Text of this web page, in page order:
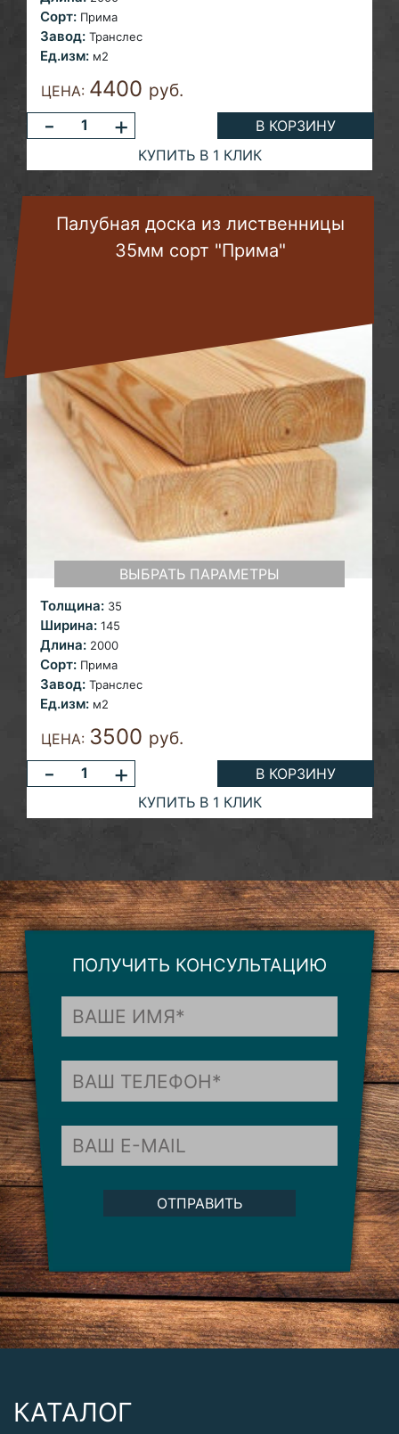
Сорт: Прима
Завод: Транслес
Ед.изм: м2
ЦЕНА: 4400 руб.
- +
В КОРЗИНУ
КУПИТЬ В 1 КЛИК
Палубная доска из лиственницы
35мм сорт "Прима"
ВЫБРАТЬ ПАРАМЕТРЫ
Толщина: 35
Ширина: 145
Длина: 2000
Сорт: Прима
Завод: Транслес
Ед.изм: м2
ЦЕНА: 3500 руб.
- +
В КОРЗИНУ
КУПИТЬ В 1 КЛИК
ПОЛУЧИТЬ КОНСУЛЬТАЦИЮ
ОТПРАВИТЬ
КАТАЛОГ